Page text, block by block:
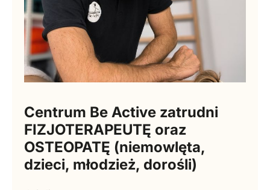
Centrum Be Active zatrudni
FIZJOTERAPEUTĘ oraz
OSTEOPATĘ (niemowlęta,
dzieci, młodzież, dorośli)